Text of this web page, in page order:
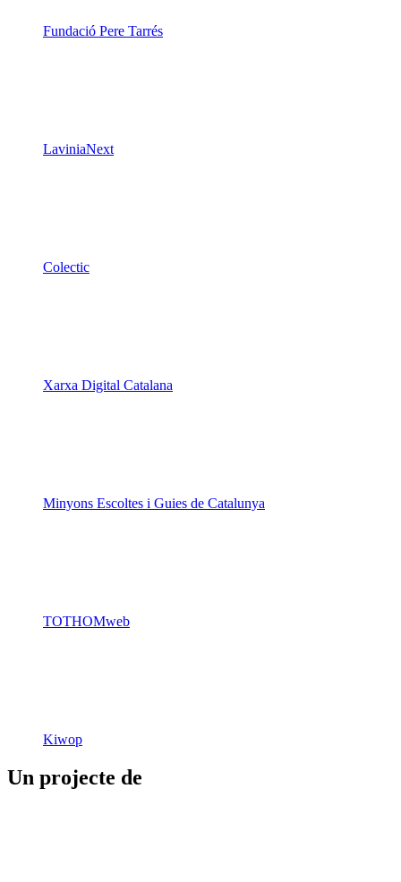
Fundació Pere Tarrés
LaviniaNext
Colectic
Xarxa Digital Catalana
Minyons Escoltes i Guies de Catalunya
TOTHOMweb
Kiwop
Un projecte de